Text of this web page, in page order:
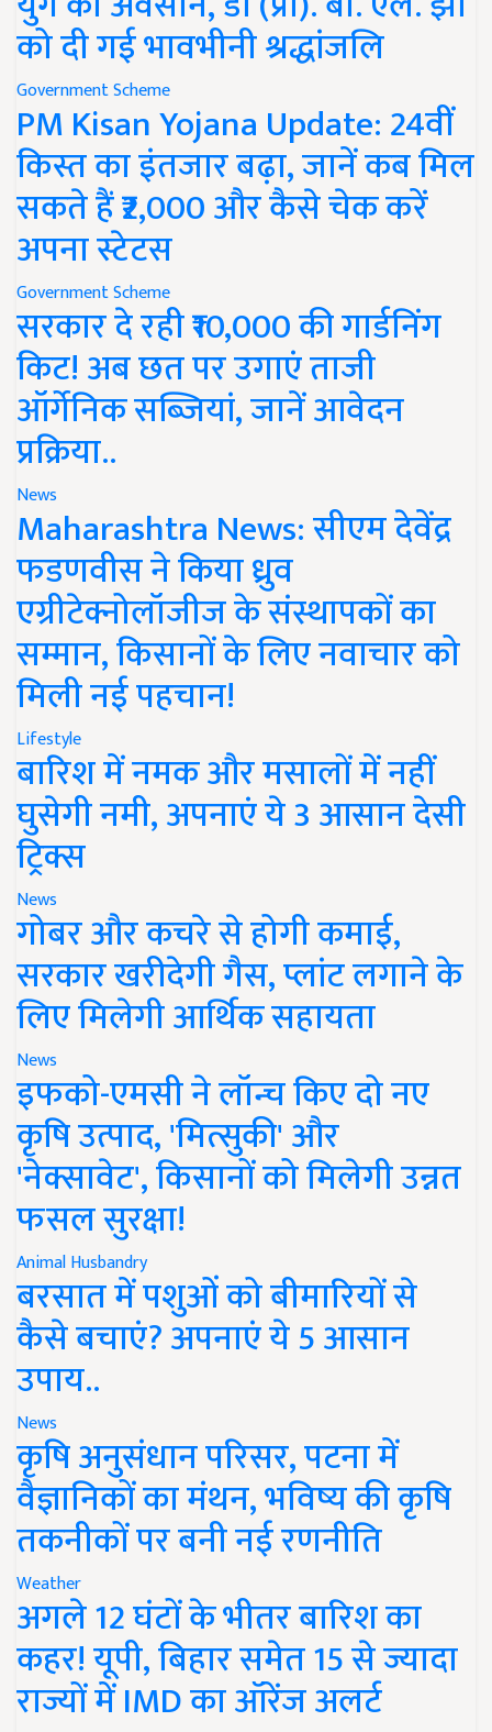
को दी गई भावभीनी श्रद्धांजलि
Government Scheme
PM Kisan Yojana Update: 24वीं
किस्त का इंतजार बढ़ा, जानें कब मिल
सकते हैं ₹2,000 और कैसे चेक करें
अपना स्टेटस
Government Scheme
सरकार दे रही ₹10,000 की गार्डनिंग
किट! अब छत पर उगाएं ताजी
ऑर्गेनिक सब्जियां, जानें आवेदन
प्रक्रिया..
News
Maharashtra News: सीएम देवेंद्र
फडणवीस ने किया ध्रुव
एग्रीटेक्नोलॉजीज के संस्थापकों का
सम्मान, किसानों के लिए नवाचार को
मिली नई पहचान!
Lifestyle
बारिश में नमक और मसालों में नहीं
घुसेगी नमी, अपनाएं ये 3 आसान देसी
ट्रिक्स
News
गोबर और कचरे से होगी कमाई,
सरकार खरीदेगी गैस, प्लांट लगाने के
लिए मिलेगी आर्थिक सहायता
News
इफको-एमसी ने लॉन्च किए दो नए
कृषि उत्पाद, 'मित्सुकी' और
'नेक्सावेट', किसानों को मिलेगी उन्नत
फसल सुरक्षा!
Animal Husbandry
बरसात में पशुओं को बीमारियों से
कैसे बचाएं? अपनाएं ये 5 आसान
उपाय..
News
कृषि अनुसंधान परिसर, पटना में
वैज्ञानिकों का मंथन, भविष्य की कृषि
तकनीकों पर बनी नई रणनीति
Weather
अगले 12 घंटों के भीतर बारिश का
कहर! यूपी, बिहार समेत 15 से ज्यादा
राज्यों में IMD का ऑरेंज अलर्ट